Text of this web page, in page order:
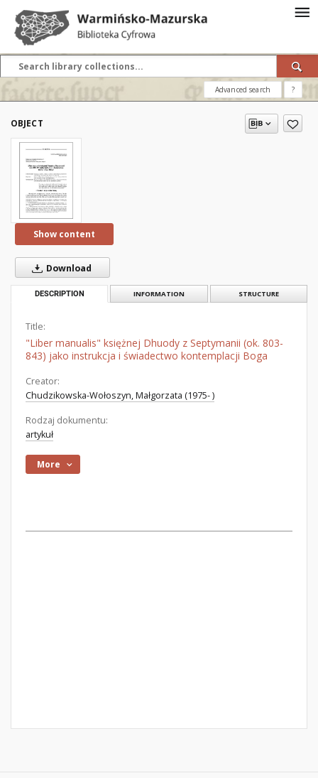
Advanced search ?
OBJECT
Show content
Download
DESCRIPTION INFORMATION STRUCTURE
Title:
"Liber manualis" księżnej Dhuody z Septymanii (ok. 803-
843) jako instrukcja i świadectwo kontemplacji Boga
Creator:
Chudzikowska-Wołoszyn, Małgorzata (1975- )
Rodzaj dokumentu:
artykuł
More